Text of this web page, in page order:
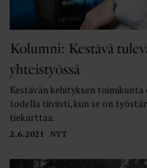
2.6.2021 NYT
Kolumni: Kestävä
yhteistyössä
Kestävän kehityksen
todella tiiviisti, kun se on
tiekarttaa.